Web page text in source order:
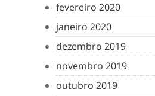
fevereiro 2020
janeiro 2020
dezembro 2019
novembro 2019
outubro 2019